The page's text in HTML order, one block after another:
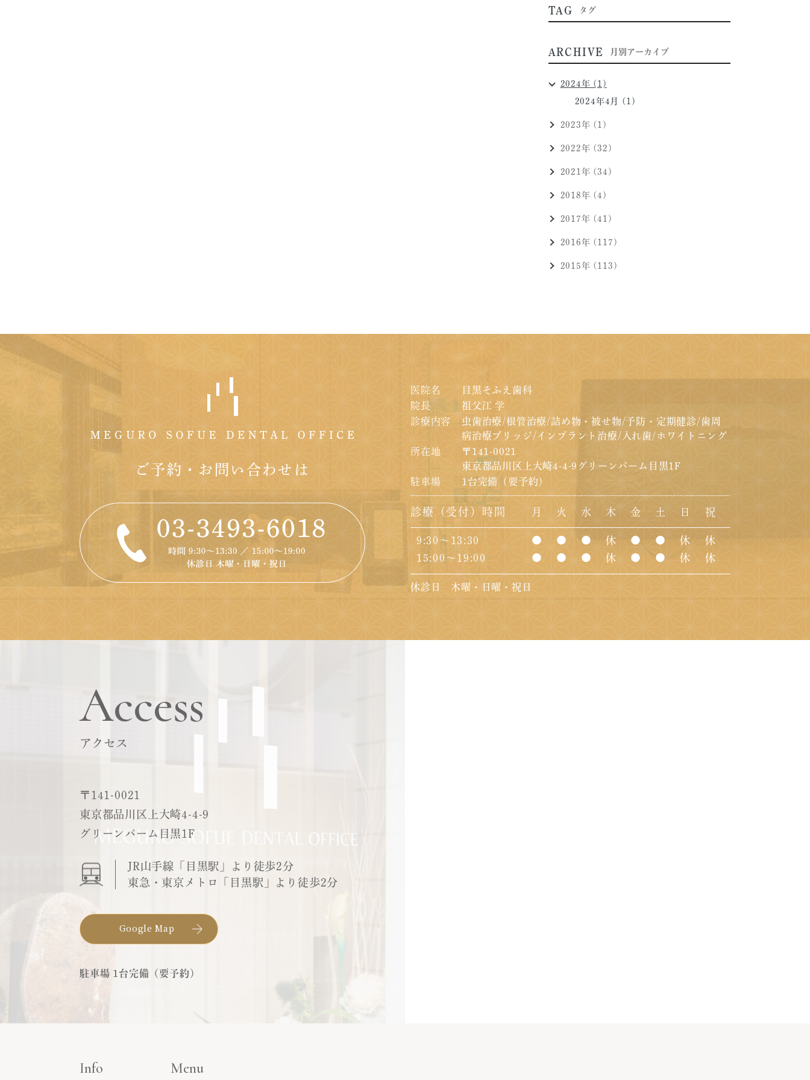
TAG タグ
ARCHIVE 月別アーカイブ
2024年 (1)
2024年4月 (1)
2023年 (1)
2022年 (32)
2021年 (34)
2018年 (4)
2017年 (41)
2016年 (117)
2015年 (113)
ご予約・お問い合わせは
医院名
目黒そふえ歯科
院長
祖父江 学
診療内容
虫歯治療/根管治療/詰め物・被せ物/予防・定期健診/歯周
病治療ブリッジ/インプラント治療/入れ歯/ホワイトニング
所在地
〒141-0021
東京都品川区上大崎4-4-9グリーンパーム目黒1F
駐車場
1台完備（要予約）
診療（受付）時間 月 火 水 木 金 土 日 祝
9:30～13:30 ● ● ● 休 ● ● 休
休
15:00～19:00
● ● ● 休 ● ● 休 休
休診日 木曜・日曜・祝日
Access
アクセス
〒141-0021
東京都品川区上大崎4-4-9
グリーンパーム目黒1F
JR山手線「目黒駅」より徒歩2分
東急・東京メトロ「目黒駅」より徒歩2分
Google Map
駐車場 1台完備（要予約）
Info Menu